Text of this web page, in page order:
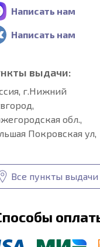
Написать нам
Написать нам
выдачи:
г.Нижний
обл.,
Покровская ул,
Все пункты выдачи